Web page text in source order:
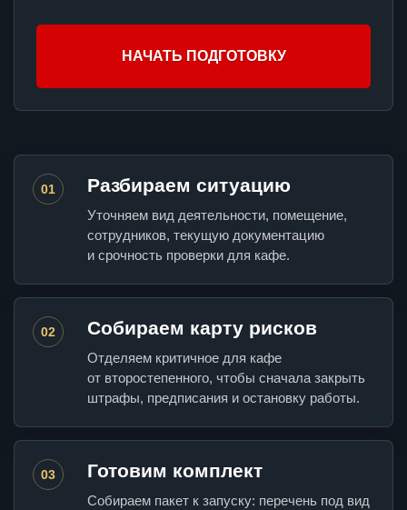
НАЧАТЬ ПОДГОТОВКУ
01 Разбираем ситуацию
Уточняем вид деятельности, помещение,
сотрудников, текущую документацию
и срочность проверки для кафе.
02 Собираем карту рисков
Отделяем критичное для кафе
от второстепенного, чтобы сначала закрыть
штрафы, предписания и остановку работы.
03 Готовим комплект
Собираем пакет к запуску: перечень под вид